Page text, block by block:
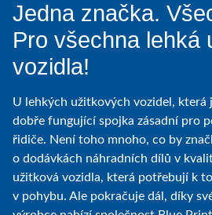
Jedna značka.
Pro všechna lehká
vozidla!
U lehkých užitkových vozidel, která
dobře fungující spojka zásadní pro
řidiče. Není toho mnoho, co by
o dodávkách náhradních dílů v
užitková vozidla, která potřebují k
v pohybu. Ale pokračuje dál, díky